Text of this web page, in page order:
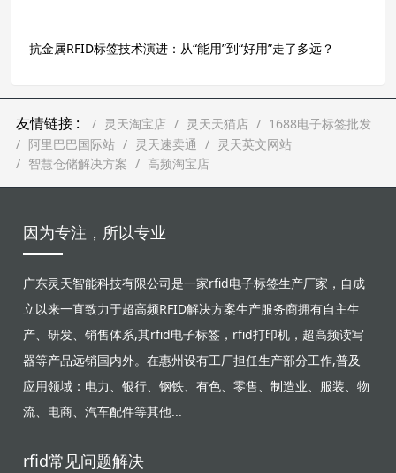
抗金属RFID标签技术演进：从“能用”到“好用”走了多远？
友情链接 : 灵天淘宝店 灵天天猫店
1688电子标签批发
阿里巴巴国际站
灵天速卖通
灵天英文网站
智慧仓储解决方案
高频淘宝店
因为专注，所以专业
广东灵天智能科技有限公司是一家rfid电子标签生产厂家，自成
立以来一直致力于超高频RFID解决方案生产服务商拥有自主生
产、研发、销售体系,其rfid电子标签，rfid打印机，超高频读写
器等产品远销国内外。在惠州设有工厂担任生产部分工作,普及
应用领域：电力、银行、钢铁、有色、零售、制造业、服装、物
流、电商、汽车配件等其他...
rfid常见问题解决